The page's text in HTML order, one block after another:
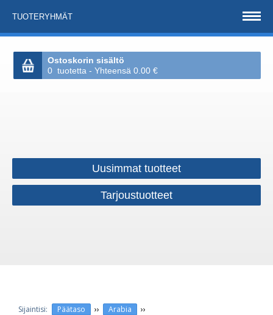
TUOTERYHMÄT
Ostoskorin sisältö
0 tuotetta - Yhteensä 0.00 €
Uusimmat tuotteet
Tarjoustuotteet
Päätaso ›› Arabia ››